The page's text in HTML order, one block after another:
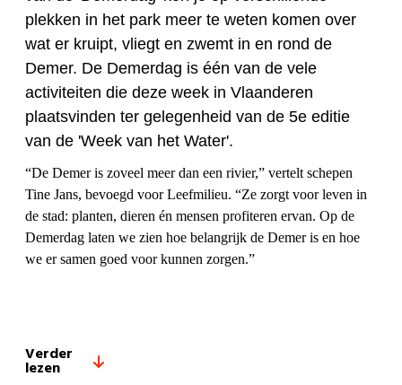
plekken in het park meer te weten komen over
wat er kruipt, vliegt en zwemt in en rond de
Demer. De Demerdag is één van de vele
activiteiten die deze week in Vlaanderen
plaatsvinden ter gelegenheid van de 5e editie
van de 'Week van het Water'.
“De Demer is zoveel meer dan een rivier,” vertelt schepen
Tine Jans, bevoegd voor Leefmilieu. “Ze zorgt voor leven in
de stad: planten, dieren én mensen profiteren ervan. Op de
Demerdag laten we zien hoe belangrijk de Demer is en hoe
we er samen goed voor kunnen zorgen.”
Verder
lezen